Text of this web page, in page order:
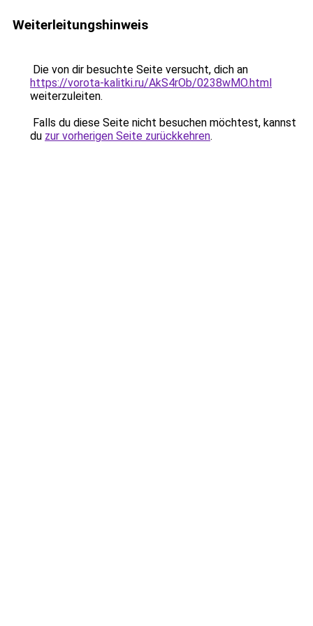
Weiterleitungshinweis
Die von dir besuchte Seite versucht, dich an
https://vorota-kalitki.ru/AkS4rOb/0238wMO.html
weiterzuleiten.
Falls du diese Seite nicht besuchen möchtest, kannst
du zur vorherigen Seite zurückkehren.